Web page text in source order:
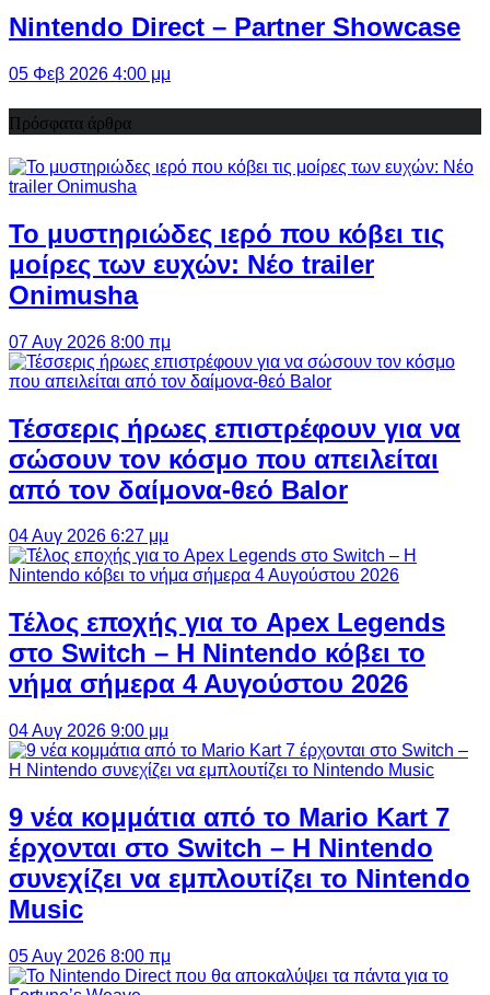
Nintendo Direct – Partner Showcase
05 Φεβ 2026 4:00 μμ
Πρόσφατα άρθρα
Το μυστηριώδες ιερό που κόβει τις
μοίρες των ευχών: Νέο trailer
Onimusha
07 Αυγ 2026 8:00 πμ
Τέσσερις ήρωες επιστρέφουν για να
σώσουν τον κόσμο που απειλείται
από τον δαίμονα-θεό Balor
04 Αυγ 2026 6:27 μμ
Τέλος εποχής για το Apex Legends
στο Switch – Η Nintendo κόβει το
νήμα σήμερα 4 Αυγούστου 2026
04 Αυγ 2026 9:00 μμ
9 νέα κομμάτια από το Mario Kart 7
έρχονται στο Switch – Η Nintendo
συνεχίζει να εμπλουτίζει το Nintendo
Music
05 Αυγ 2026 8:00 πμ